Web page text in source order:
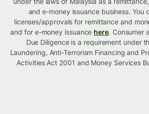
and e-money issuance business. You
licenses/approvals for remittance and
and for e-money issuance here. Consumer
Due Diligence is a requirement under
Laundering, Anti-Terrorism Financing and
Activities Act 2001 and Money Services